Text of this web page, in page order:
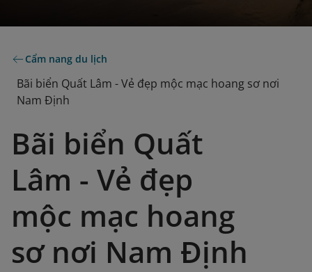
Cẩm nang du lịch
Bãi biển Quất Lâm - Vẻ đẹp mộc mạc hoang sơ nơi
Nam Định
Bãi biển Quất
Lâm - Vẻ đẹp
mộc mạc hoang
sơ nơi Nam Định